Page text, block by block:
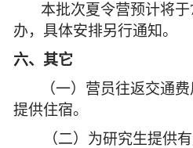
本批次夏令营预计将
办，具体安排另行通知。
六、其它
（一）营员往返交通
提供住宿。
（二）为研究生提供